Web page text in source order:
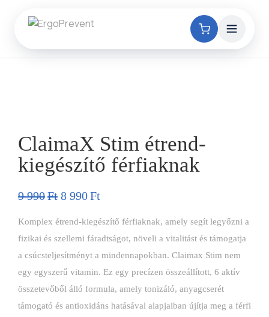
-11%
ClaimaX Stim étrend-
kiegészítő férfiaknak
9 990Ft 8 990Ft
Komplex étrend-kiegészítő férfiaknak, amely segít legyőzni a
fizikai és szellemi fáradtságot, növeli a vitalitást és támogatja
a csúcsteljesítményt a mindennapokban. Claimax Stim nem
egy egyszerű vitamin. Ez egy precízen összeállított, 6 aktív
összetevőből álló formula, amely tonizáló, anyagcserét
támogató és antioxidáns hatásával alapjaiban újítja meg a férfi